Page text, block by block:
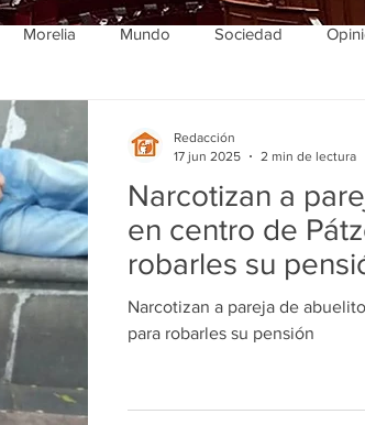
Morelia Mundo Sociedad
Gobierno Guanajuato Zamora
Zitácuaro
Narcotizan a
en centro de
robarles su
Narcotizan a pareja de
para robarles su pensión
Redacción
17 jun 2025
2 min de lectura